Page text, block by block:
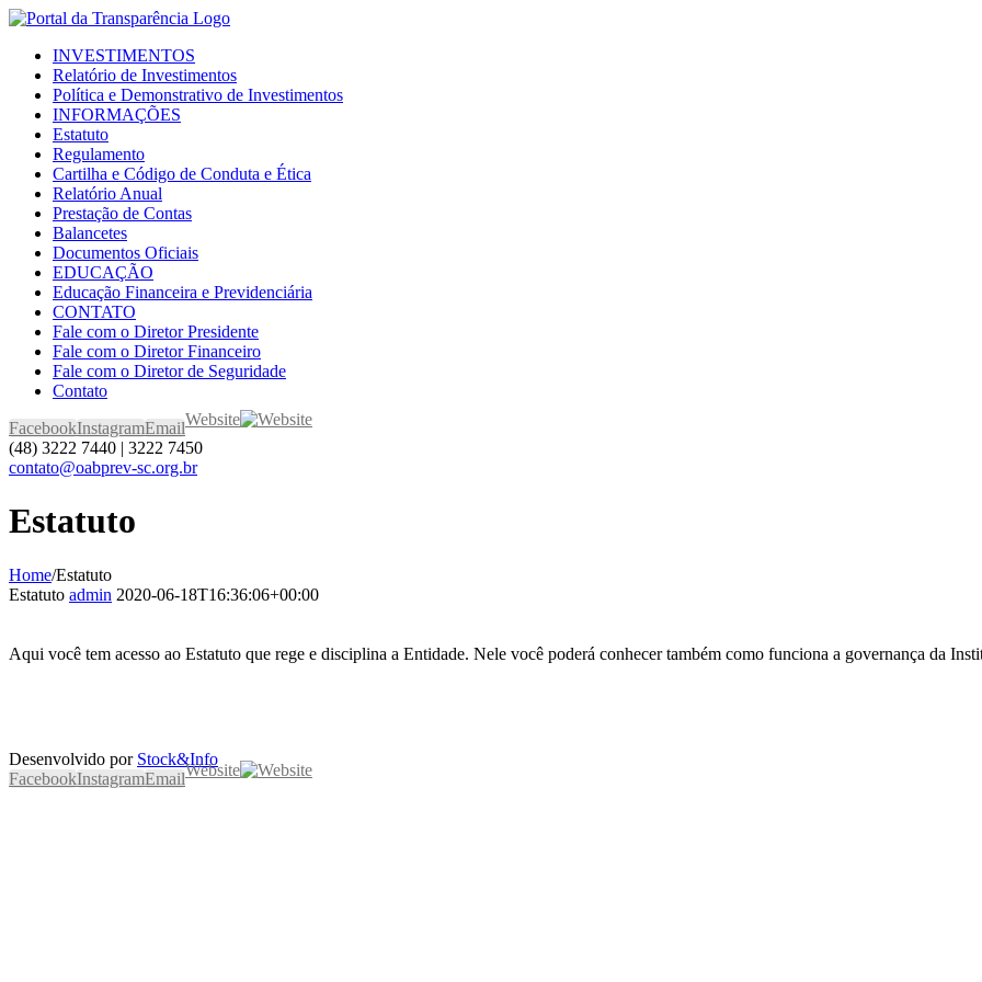
INVESTIMENTOS
Relatório de Investimentos
Política e Demonstrativo de Investimentos
INFORMAÇÕES
Estatuto
Regulamento
Cartilha e Código de Conduta e Ética
Relatório Anual
Prestação de Contas
Balancetes
Documentos Oficiais
EDUCAÇÃO
Educação Financeira e Previdenciária
CONTATO
Fale com o Diretor Presidente
Fale com o Diretor Financeiro
Fale com o Diretor de Seguridade
Contato
FacebookInstagramEmailWebsite
(48) 3222 7440 | 3222 7450
contato@oabprev-sc.org.br
Estatuto
Home/Estatuto
Estatuto admin 2020-06-18T16:36:06+00:00
Aqui você tem acesso ao Estatuto que rege e disciplina a Entidade. Nele você poderá conhecer também como funciona a governança da
Desenvolvido por Stock&Info
FacebookInstagramEmailWebsite